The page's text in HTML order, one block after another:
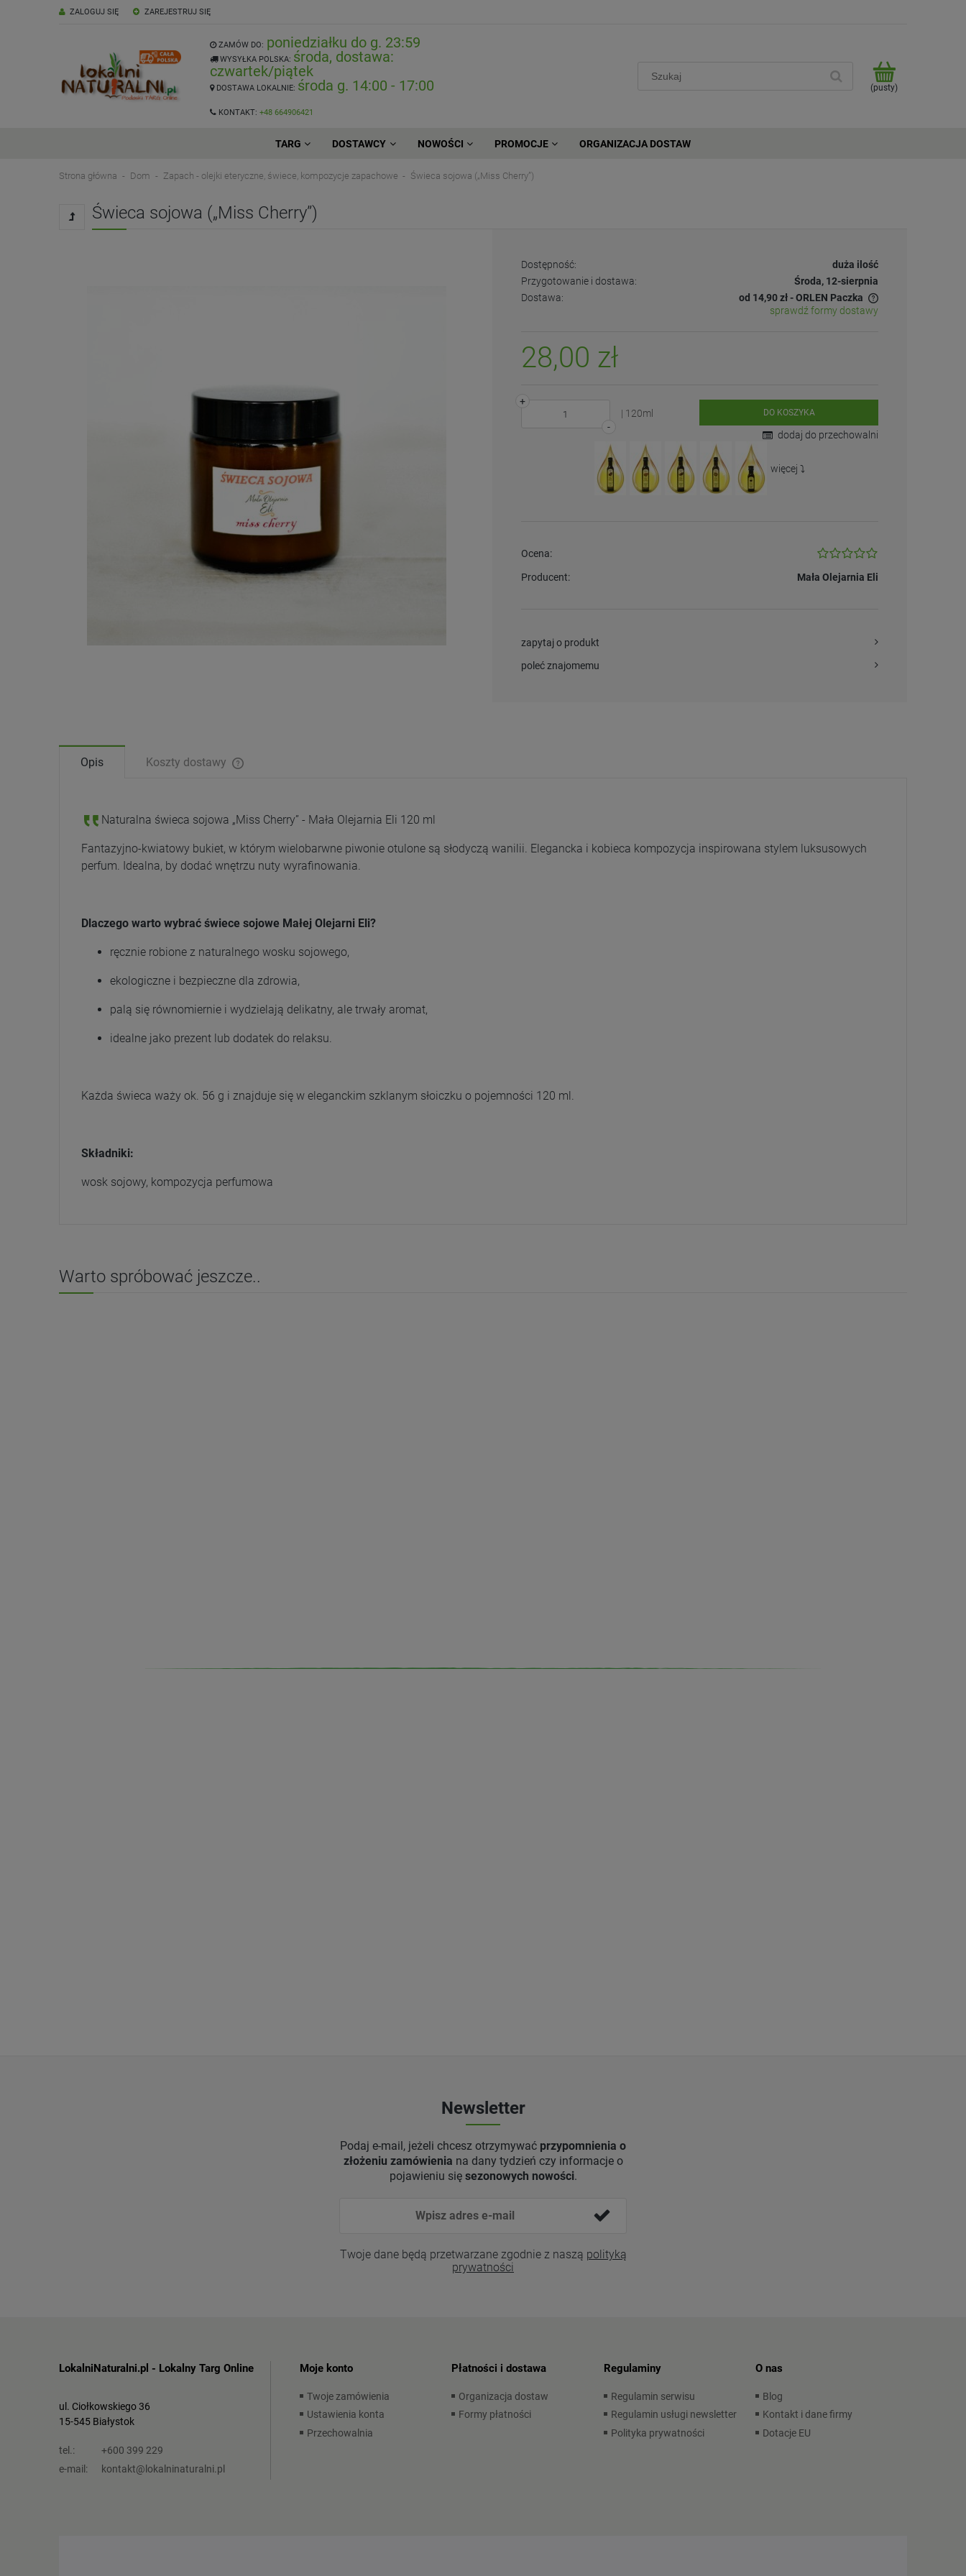
ZAREJESTRUJ SIĘ
ZALOGUJ SIĘ
ZAMÓW DO: poniedziałku do g. 23:59
WYSYŁKA POLSKA: środa, dostawa:
czwartek/piątek
DOSTAWA LOKALNIE: środa g. 14:00 - 17:00
KONTAKT: +48 664906421
(pusty)
TARG DOSTAWCY NOWOŚCI PROMOCJE ORGANIZACJA DOSTAW
Strona główna Dom Zapach - olejki eteryczne, świece, kompozycje zapachowe Świeca sojowa („Miss Cherry”)
Świeca sojowa („Miss Cherry”)
Dostępność:
duża ilość
Przygotowanie i dostawa:
Środa, 12-sierpnia
Dostawa:
od 14,90 zł- ORLEN Paczka
sprawdź formy dostawy
28,00 zł
-
+
| 120ml
DO KOSZYKA
dodaj do przechowalni
więcej ⤵️
Ocena:
Producent: Mała Olejarnia Eli
zapytaj o produkt
poleć znajomemu
Opis Koszty dostawy
Naturalna świeca sojowa „Miss Cherry” - Mała Olejarnia Eli 120 ml
Fantazyjno-kwiatowy bukiet, w którym wielobarwne piwonie otulone są słodyczą wanilii. Elegancka i kobieca kompozycja inspirowana stylem luksusowych
perfum. Idealna, by dodać wnętrzu nuty wyrafinowania.
Dlaczego warto wybrać świece sojowe Małej Olejarni Eli?
ręcznie robione z naturalnego wosku sojowego,
ekologiczne i bezpieczne dla zdrowia,
palą się równomiernie i wydzielają delikatny, ale trwały aromat,
idealne jako prezent lub dodatek do relaksu.
Każda świeca waży ok. 56 g i znajduje się w eleganckim szklanym słoiczku o pojemności 120 ml.
Składniki:
wosk sojowy, kompozycja perfumowa
Warto spróbować jeszcze..
Newsletter
Podaj e-mail, jeżeli chcesz otrzymywać przypomnienia o
złożeniu zamówienia na dany tydzień czy informacje o
pojawieniu się sezonowych nowości.
Twoje dane będą przetwarzane zgodnie z naszą polityką
prywatności
LokalniNaturalni.pl - Lokalny Targ Online
ul. Ciołkowskiego 36
15-545 Białystok
tel.:
+600 399 229
e-mail:
kontakt@lokalninaturalni.pl
Moje konto
Twoje zamówienia
Ustawienia konta
Przechowalnia
Płatności i dostawa
Organizacja dostaw
Formy płatności
Regulaminy
Regulamin serwisu
Regulamin usługi newsletter
Polityka prywatności
O nas
Blog
Kontakt i dane firmy
Dotacje EU